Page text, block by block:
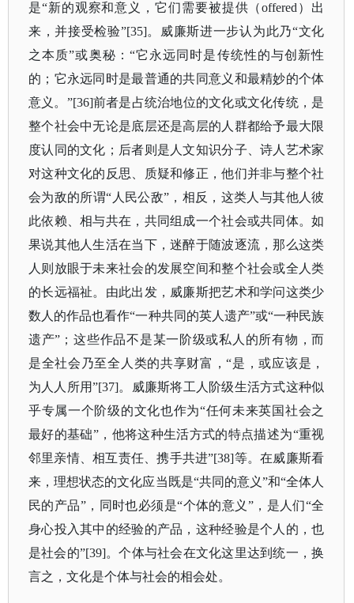
是“新的观察和意义，它们需要被提供（offered）出
来，并接受检验”[35]。威廉斯进一步认为此乃“文化
之本质”或奥秘：“它永远同时是传统性的与创新性
的；它永远同时是最普通的共同意义和最精妙的个体
意义。”[36]前者是占统治地位的文化或文化传统，是
整个社会中无论是底层还是高层的人群都给予最大限
度认同的文化；后者则是人文知识分子、诗人艺术家
对这种文化的反思、质疑和修正，他们并非与整个社
会为敌的所谓“人民公敌”，相反，这类人与其他人彼
此依赖、相与共在，共同组成一个社会或共同体。如
果说其他人生活在当下，迷醉于随波逐流，那么这类
人则放眼于未来社会的发展空间和整个社会或全人类
的长远福祉。由此出发，威廉斯把艺术和学问这类少
数人的作品也看作“一种共同的英人遗产”或“一种民族
遗产”；这些作品不是某一阶级或私人的所有物，而
是全社会乃至全人类的共享财富，“是，或应该是，
为人人所用”[37]。威廉斯将工人阶级生活方式这种似
乎专属一个阶级的文化也作为“任何未来英国社会之
最好的基础”，他将这种生活方式的特点描述为“重视
邻里亲情、相互责任、携手共进”[38]等。在威廉斯看
来，理想状态的文化应当既是“共同的意义”和“全体人
民的产品”，同时也必须是“个体的意义”，是人们“全
身心投入其中的经验的产品，这种经验是个人的，也
是社会的”[39]。个体与社会在文化这里达到统一，换
言之，文化是个体与社会的相会处。